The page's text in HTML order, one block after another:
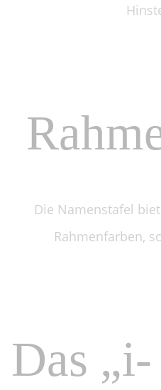
Die Namenstafel
Rahmenfarben,
Das „i-